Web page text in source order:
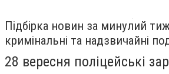
Підбірка новин за минулий
кримінальні та надзвичайні
28 вересня поліцейські